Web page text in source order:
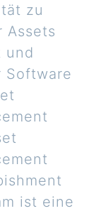
zu
Assets
und
Software
ist eine